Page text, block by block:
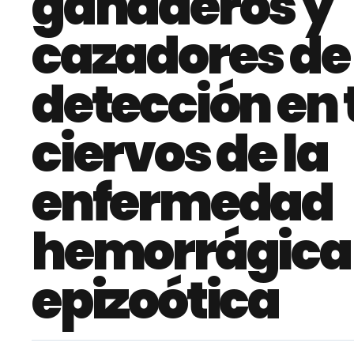
cazadores
detección en
ciervos de la
enfermedad
hemorrágica
epizoótica